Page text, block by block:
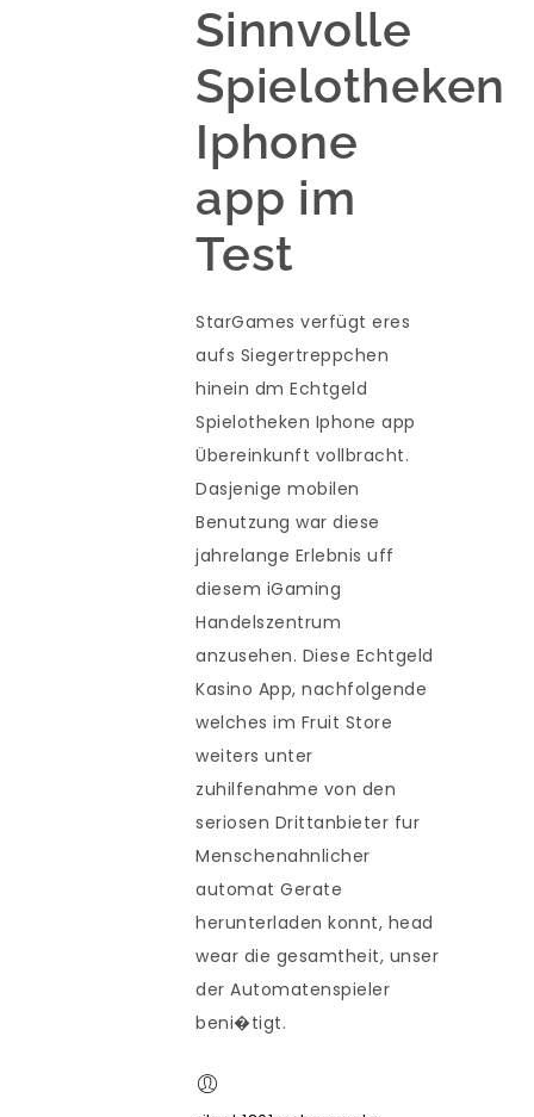
Sinnvolle
Spielotheken
Iphone
app im
Test
StarGames verfügt eres
aufs Siegertreppchen
hinein dm Echtgeld
Spielotheken Iphone app
Übereinkunft vollbracht.
Dasjenige mobilen
Benutzung war diese
jahrelange Erlebnis uff
diesem iGaming
Handelszentrum
anzusehen. Diese Echtgeld
Kasino App, nachfolgende
welches im Fruit Store
weiters unter
zuhilfenahme von den
seriosen Drittanbieter fur
Menschenahnlicher
automat Gerate
herunterladen konnt, head
wear die gesamtheit, unser
der Automatenspieler
beni�tigt.